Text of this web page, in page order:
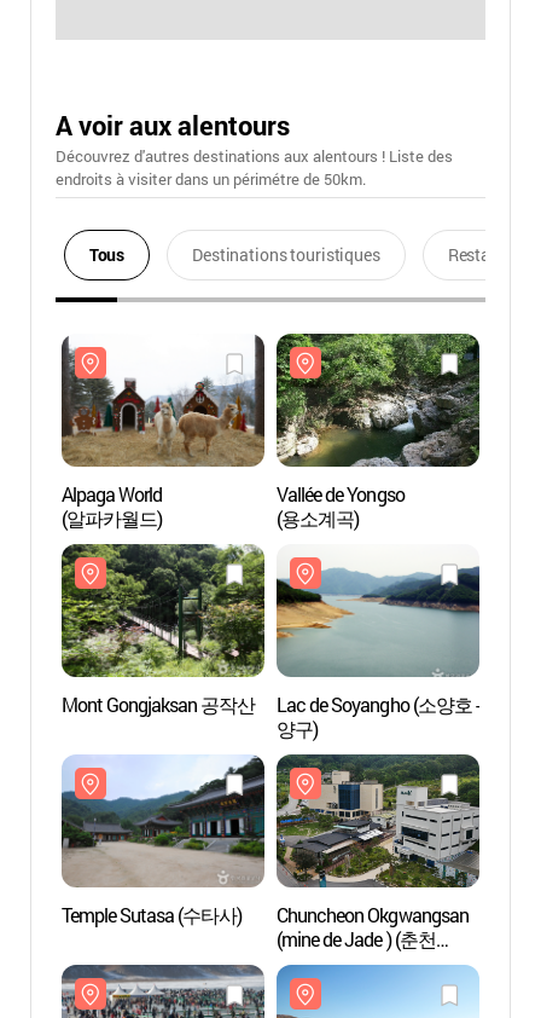
A voir aux alentours
Découvrez d'autres destinations aux alentours ! Liste des
endroits à visiter dans un périmétre de 50km.
Tous Destinations touristiques Restaurants
Alpaga World
(알파카월드)
Vallée de Yongso
(용소계곡)
Mont Gongjaksan 공작산
Lac de Soyangho (소양호 -
양구)
Temple Sutasa (수타사)
Chuncheon Okgwangsan
(mine de Jade ) (춘천
옥광산)